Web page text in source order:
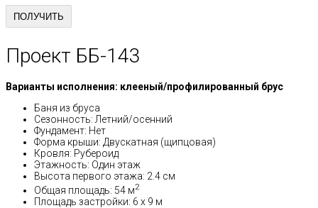
Проект ББ-143
Варианты исполнения: клееный/профилированный брус
Баня из бруса
Сезонность: Летний/осенний
Фундамент: Нет
Форма крыши: Двускатная (щипцовая)
Кровля: Рубероид
Этажность: Один этаж
Высота первого этажа: 2.4 см
Общая площадь: 54 м2
Площадь застройки: 6 x 9 м